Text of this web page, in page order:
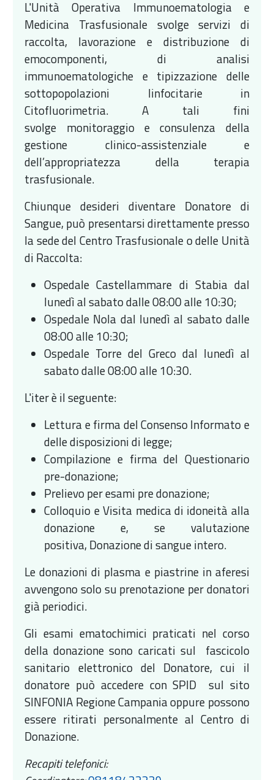
L'Unità Operativa Immunoematologia e
Medicina Trasfusionale svolge servizi di
raccolta, lavorazione e distribuzione di
emocomponenti, di analisi
immunoematologiche e tipizzazione delle
sottopopolazioni linfocitarie in
Citofluorimetria. A tali fini
svolge monitoraggio e consulenza della
gestione clinico-assistenziale e
dell’appropriatezza della terapia
trasfusionale.
Chiunque desideri diventare Donatore di
Sangue, può presentarsi direttamente presso
la sede del Centro Trasfusionale o delle Unità
di Raccolta:
Ospedale Castellammare di Stabia dal
lunedì al sabato dalle 08:00 alle 10:30;
Ospedale Nola dal lunedì al sabato dalle
08:00 alle 10:30;
Ospedale Torre del Greco dal lunedì al
sabato dalle 08:00 alle 10:30.
L'iter è il seguente:
Lettura e firma del Consenso Informato e
delle disposizioni di legge;
Compilazione e firma del Questionario
pre-donazione;
Prelievo per esami pre donazione;
Colloquio e Visita medica di idoneità alla
donazione e, se valutazione
positiva, Donazione di sangue intero.
Le donazioni di plasma e piastrine in aferesi
avvengono solo su prenotazione per donatori
già periodici.
Gli esami ematochimici praticati nel corso
della donazione sono caricati sul fascicolo
sanitario elettronico del Donatore, cui il
donatore può accedere con SPID sul sito
SINFONIA Regione Campania oppure possono
essere ritirati personalmente al Centro di
Donazione.
Recapiti telefonici: